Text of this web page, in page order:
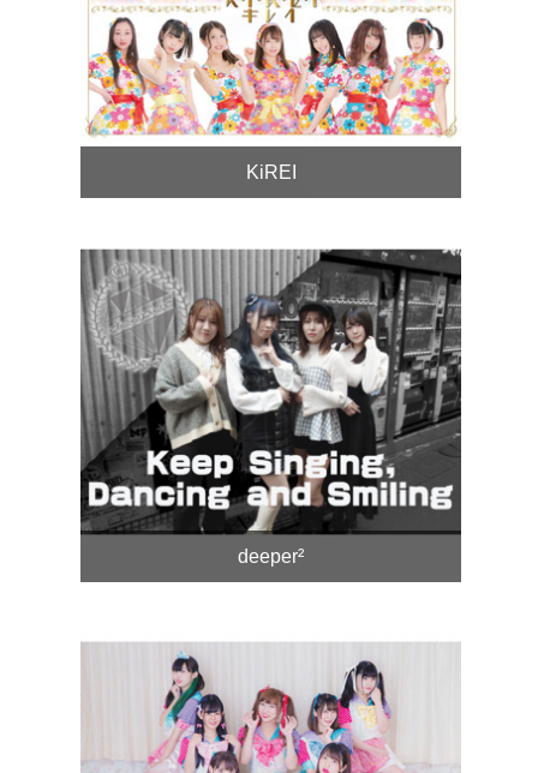
KiREI
deeper²